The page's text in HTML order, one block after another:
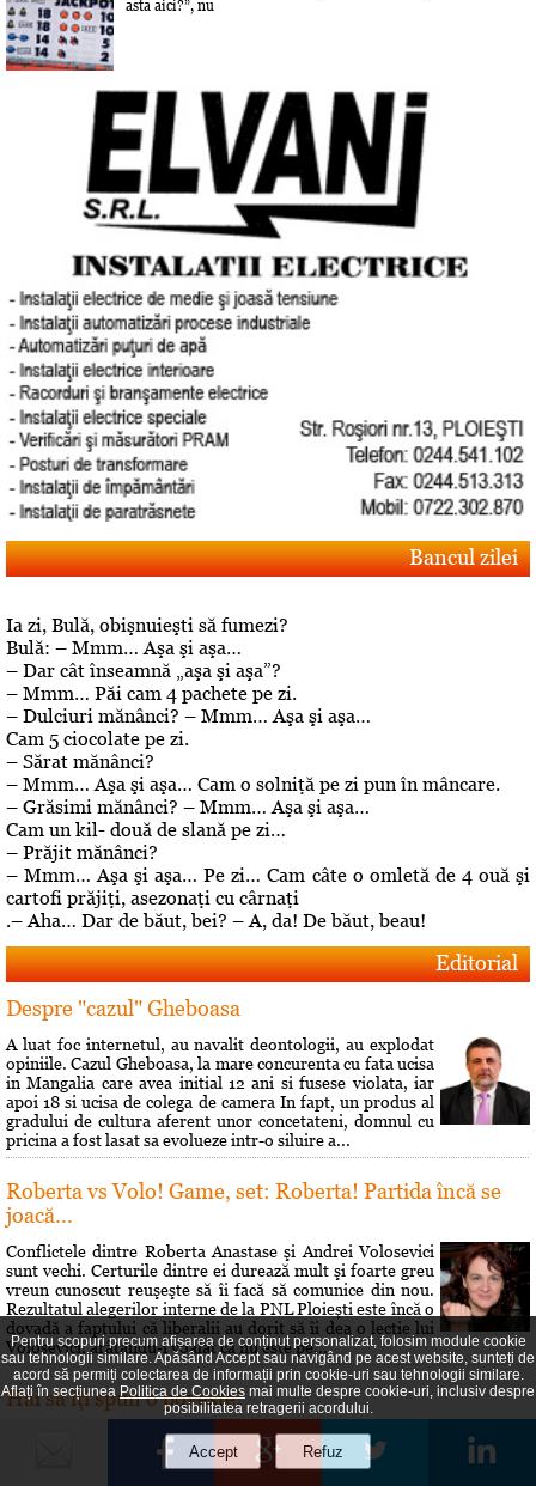
asta aici?”, nu
Bancul zilei
Ia zi, Bulă, obişnuieşti să fumezi?
Bulă: – Mmm… Aşa şi aşa…
– Dar cât înseamnă „aşa şi aşa”?
– Mmm… Păi cam 4 pachete pe zi.
– Dulciuri mănânci? – Mmm… Aşa şi aşa…
Cam 5 ciocolate pe zi.
– Sărat mănânci?
– Mmm… Aşa şi aşa… Cam o solniţă pe zi pun în mâncare.
– Grăsimi mănânci? – Mmm… Aşa şi aşa…
Cam un kil- două de slană pe zi…
– Prăjit mănânci?
– Mmm… Aşa şi aşa… Pe zi… Cam câte o omletă de 4 ouă şi
cartofi prăjiţi, asezonaţi cu cârnaţi
.– Aha… Dar de băut, bei? – A, da! De băut, beau!
Editorial
Despre "cazul" Gheboasa
A luat foc internetul, au navalit deontologii, au explodat
opiniile. Cazul Gheboasa, la mare concurenta cu fata ucisa
in Mangalia care avea initial 12 ani si fusese violata, iar
apoi 18 si ucisa de colega de camera In fapt, un produs al
gradului de cultura aferent unor concetateni, domnul cu
pricina a fost lasat sa evolueze intr-o siluire a...
Roberta vs Volo! Game, set: Roberta! Partida încă se
joacă...
Conflictele dintre Roberta Anastase şi Andrei Volosevici
sunt vechi. Certurile dintre ei durează mult şi foarte greu
vreun cunoscut reuşeşte să îi facă să comunice din nou.
Rezultatul alegerilor interne de la PNL Ploieşti este încă o
dovadă a faptului că liberalii au dorit să îi dea o lecţie lui
Volosevici, arâtându-i voalat că nu este pe...
Hai să îţi spun o poveste!
Prin 1951 Brâncusi a dorit să lase mostenire României
200 de lucrări si atelierul său parizian. Statul român a
respins oferta. A fost o sedinţă si s-a decis că Brâncusi nu
Pentru scopuri precum afișarea de conținut personalizat, folosim module cookie
sau tehnologii similare. Apăsând Accept sau navigând pe acest website, sunteți de
acord să permiți colectarea de informații prin cookie-uri sau tehnologii similare.
Aflați în secțiuneaPolitica de Cookies mai multe despre cookie-uri, inclusiv despre
posibilitatea retragerii acordului.